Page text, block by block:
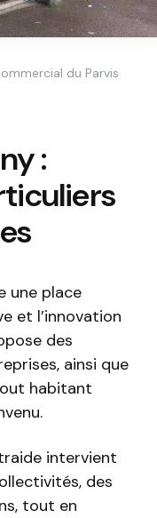
du Parvis
:
une place
et l’innovation
des
ainsi que
habitant
intervient
des
tout en